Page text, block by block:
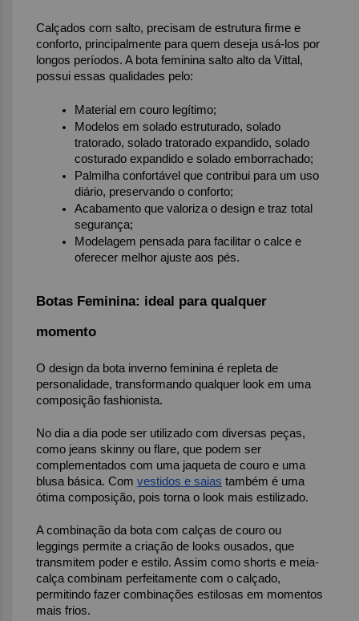
Calçados com salto, precisam de estrutura firme e
conforto, principalmente para quem deseja usá-los por
longos períodos. A bota feminina salto alto da Vittal,
possui essas qualidades pelo:
Material em couro legítimo;
Modelos em solado estruturado, solado
tratorado, solado tratorado expandido, solado
costurado expandido e solado emborrachado;
Palmilha confortável que contribui para um uso
diário, preservando o conforto;
Acabamento que valoriza o design e traz total
segurança;
Modelagem pensada para facilitar o calce e
oferecer melhor ajuste aos pés.
Botas Feminina: ideal para qualquer
momento
O design da bota inverno feminina é repleta de
personalidade, transformando qualquer look em uma
composição fashionista.
No dia a dia pode ser utilizado com diversas peças,
como jeans skinny ou flare, que podem ser
complementados com uma jaqueta de couro e uma
blusa básica. Com vestidos e saias também é uma
ótima composição, pois torna o look mais estilizado.
A combinação da bota com calças de couro ou
leggings permite a criação de looks ousados, que
transmitem poder e estilo. Assim como shorts e meia-
calça combinam perfeitamente com o calçado,
permitindo fazer combinações estilosas em momentos
mais frios.